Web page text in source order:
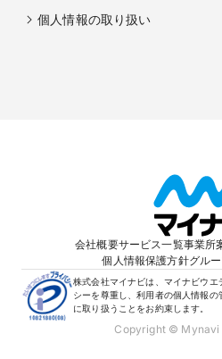
個人情報の取り扱い
会社概要サービス一覧事業所
個人情報保護方針グル
株式会社マイナビは、マイナビウ
シーを尊重し、利用者の個人情報
に取り扱うことをお約束します。
Copyright © Mynavi